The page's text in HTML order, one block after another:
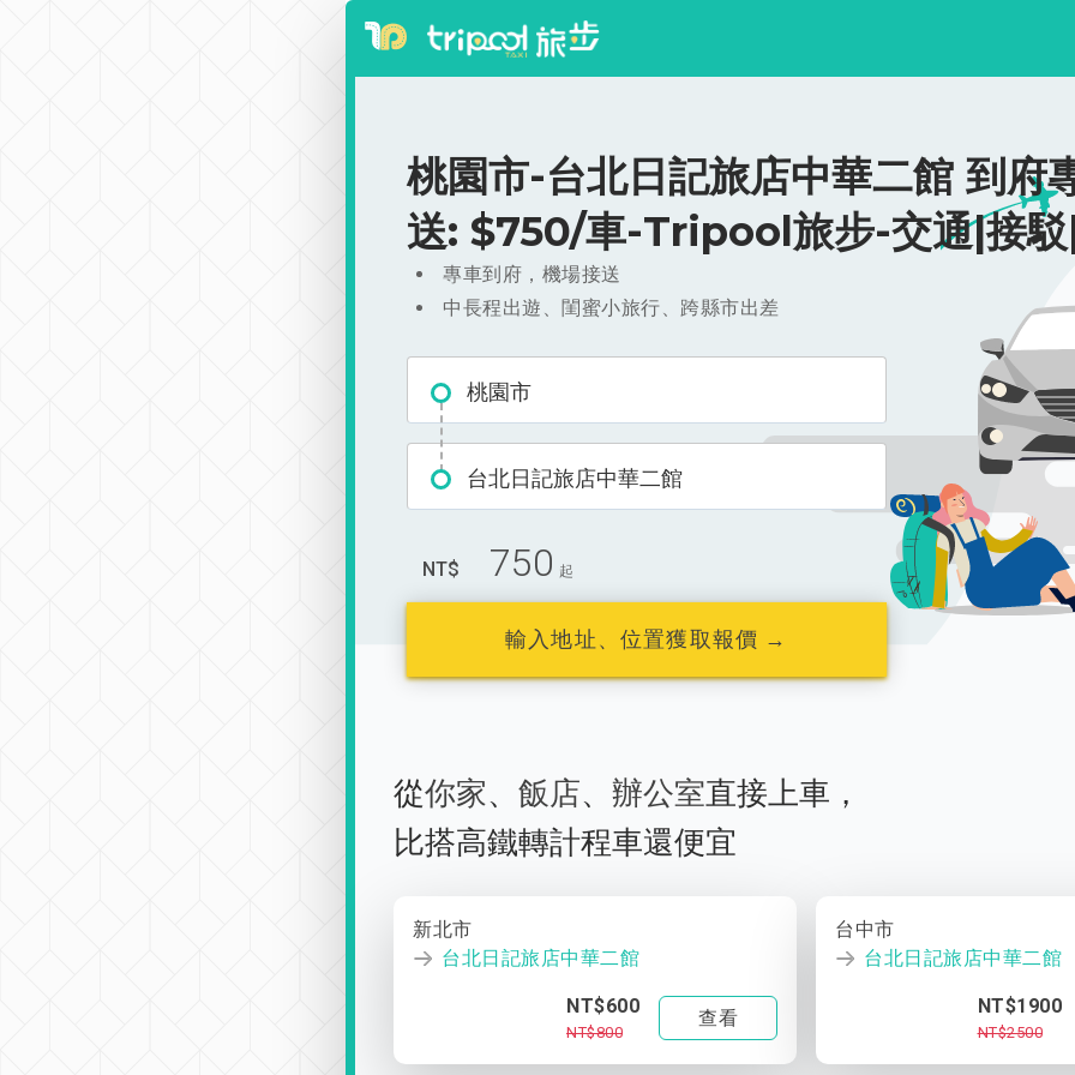
桃園市-台北日記旅店中華二館 到府
送: $750/車-Tripool旅步-交通|接
專車到府，機場接送
中長程出遊、閨蜜小旅行、跨縣市出差
桃園市
台北日記旅店中華二館
NT$ 750 起
輸入地址、位置獲取報價 →
從你家、 飯店、 辦公室直接上車，
比搭高鐵轉計程車還便宜
新北市
台北日記旅店中華二館
NT$600
NT$800
查看
台中市
台北日記旅店中華二館
NT$1900
NT$2500